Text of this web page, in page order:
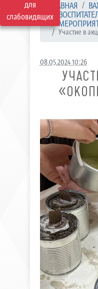
для
слабовидящих
ГЛАВНАЯ
Участие в
08.05.2024 10:26